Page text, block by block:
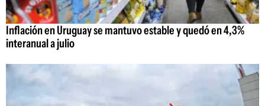
Inflación en Uruguay se mantuvo estable y quedó en 4,3%
interanual a julio